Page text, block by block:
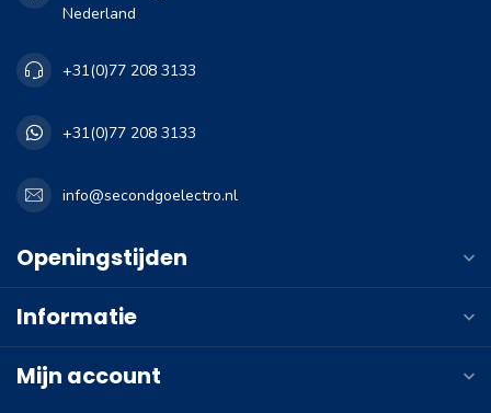
Nederland
+31(0)77 208 3133
+31(0)77 208 3133
info@secondgoelectro.nl
Openingstijden
Informatie
Mijn account